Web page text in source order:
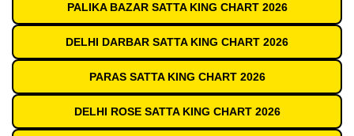
PALIKA BAZAR SATTA KING CHART 2026
DELHI DARBAR SATTA KING CHART 2026
PARAS SATTA KING CHART 2026
DELHI ROSE SATTA KING CHART 2026